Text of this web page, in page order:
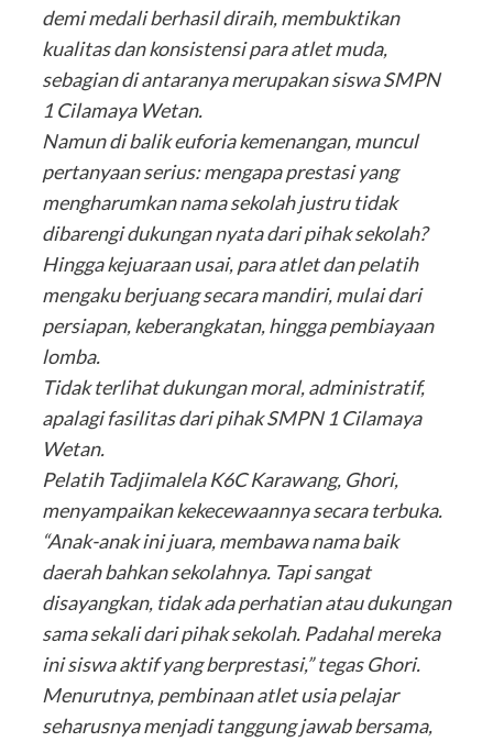
demi medali berhasil diraih, membuktikan
kualitas dan konsistensi para atlet muda,
sebagian di antaranya merupakan siswa SMPN
1 Cilamaya Wetan.
Namun di balik euforia kemenangan, muncul
pertanyaan serius: mengapa prestasi yang
mengharumkan nama sekolah justru tidak
dibarengi dukungan nyata dari pihak sekolah?
Hingga kejuaraan usai, para atlet dan pelatih
mengaku berjuang secara mandiri, mulai dari
persiapan, keberangkatan, hingga pembiayaan
lomba.
Tidak terlihat dukungan moral, administratif,
apalagi fasilitas dari pihak SMPN 1 Cilamaya
Wetan.
Pelatih Tadjimalela K6C Karawang, Ghori,
menyampaikan kekecewaannya secara terbuka.
“Anak-anak ini juara, membawa nama baik
daerah bahkan sekolahnya. Tapi sangat
disayangkan, tidak ada perhatian atau dukungan
sama sekali dari pihak sekolah. Padahal mereka
ini siswa aktif yang berprestasi,” tegas Ghori.
Menurutnya, pembinaan atlet usia pelajar
seharusnya menjadi tanggung jawab bersama,